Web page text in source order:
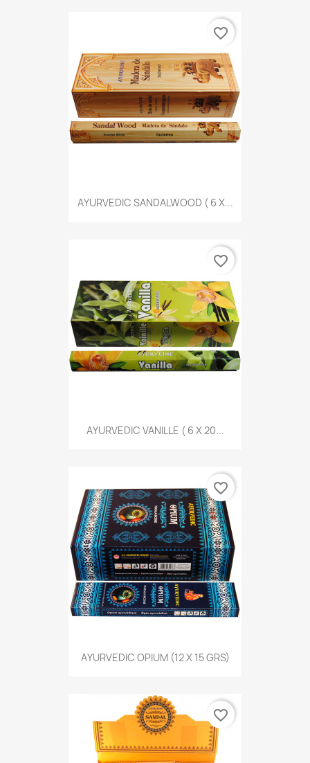
AYURVEDIC SANDALWOOD ( 6 X...
favorite_border
AYURVEDIC VANILLE ( 6 X 20...
favorite_border
AYURVEDIC OPIUM (12 X 15 GRS)
favorite_border
favorite_border